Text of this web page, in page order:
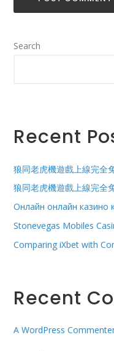
Search
Recent
狼同老虎機遊戲上線完全
狼同老虎機遊戲上線完全
Онлайн онлайн казино
Stonevegas Mobiles
Comparing iXbet with
Recent
A WordPress